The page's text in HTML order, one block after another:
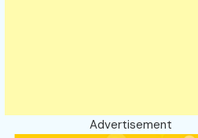
Advertisement